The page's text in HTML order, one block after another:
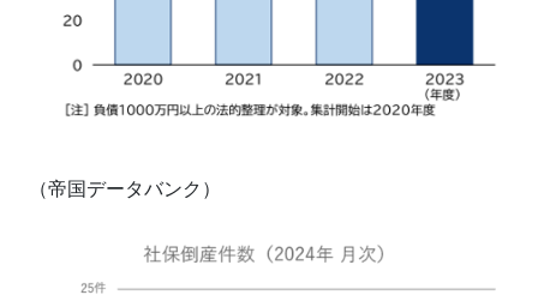
（帝国データバンク）